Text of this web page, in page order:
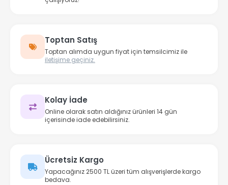
Toptan Satış
Toptan alımda uygun fiyat için temsilcimiz ile
iletişime geçiniz.
Kolay İade
Online olarak satın aldığınız ürünleri 14 gün
içerisinde iade edebilirsiniz.
Ücretsiz Kargo
Yapacağınız 2500 TL üzeri tüm alışverişlerde kargo
bedava.